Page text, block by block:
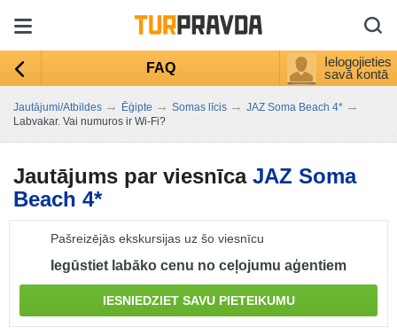
FAQ
Ielogojieties
savā kontā
Jautājumi/Atbildes → Ēģipte → Somas līcis → JAZ Soma Beach 4* →
Labvakar. Vai numuros ir Wi-Fi?
Jautājums par viesnīca JAZ Soma
Beach 4*
Pašreizējās ekskursijas uz šo viesnīcu
Iegūstiet labāko cenu no ceļojumu aģentiem
IESNIEDZIET SAVU PIETEIKUMU